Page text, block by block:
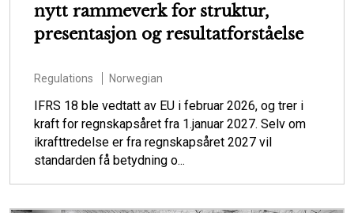
nytt rammeverk for struktur,
presentasjon og resultatforståelse
Regulations Norwegian
IFRS 18 ble vedtatt av EU i februar 2026, og trer i
kraft for regnskapsåret fra 1.januar 2027. Selv om
ikrafttredelse er fra regnskapsåret 2027 vil
standarden få betydning o...